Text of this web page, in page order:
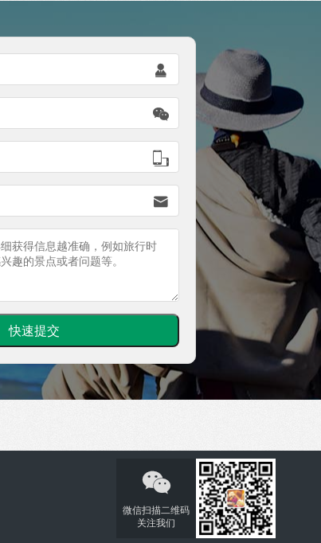





微信扫描二维码
关注我们